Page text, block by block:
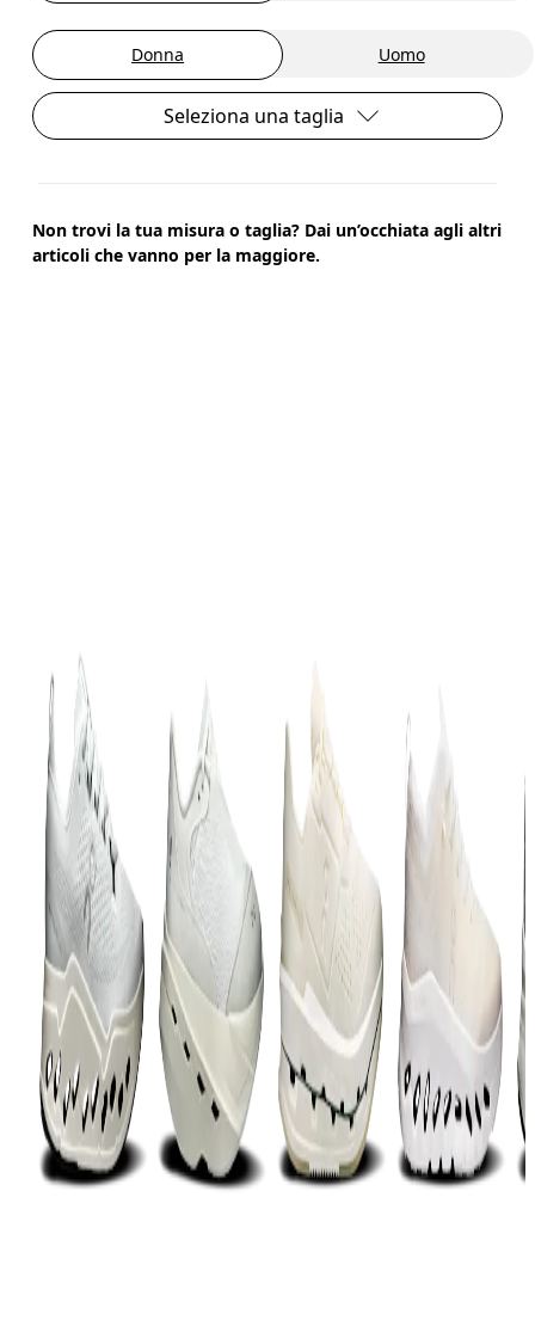
Donna Uomo
Seleziona una taglia
Non trovi la tua misura o taglia? Dai un’occhiata agli altri
articoli che vanno per la maggiore.